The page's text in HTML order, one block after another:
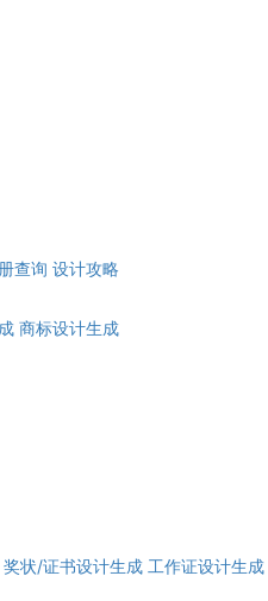
查询 设计攻略
商标设计生成
奖状/证书设计生成 工作证设计生成